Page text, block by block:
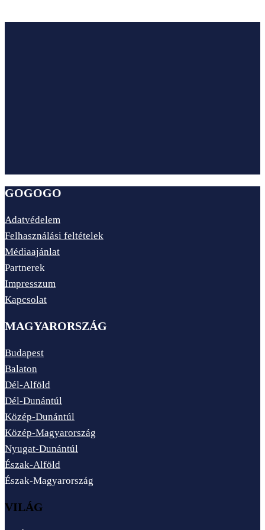
GOGOGO
Adatvédelem
Felhasználási feltételek
Médiaajánlat
Partnerek
Impresszum
Kapcsolat
MAGYARORSZÁG
Budapest
Balaton
Dél-Alföld
Dél-Dunántúl
Közép-Dunántúl
Közép-Magyarország
Nyugat-Dunántúl
Észak-Alföld
Észak-Magyarország
VILÁG